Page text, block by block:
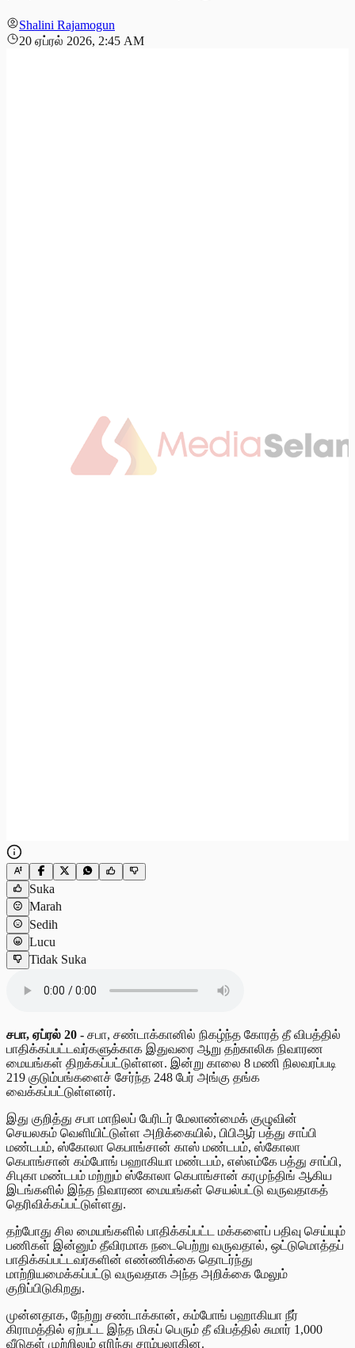
Shalini Rajamogun
20 ஏப்ரல் 2026, 2:45 AM
Suka
Marah
Sedih
Lucu
Tidak Suka
சபா, ஏப்ரல் 20 - சபா, சண்டாக்கானில் நிகழ்ந்த கோரத் தீ விபத்தில்
பாதிக்கப்பட்டவர்களுக்காக இதுவரை ஆறு தற்காலிக நிவாரண
மையங்கள் திறக்கப்பட்டுள்ளன. இன்று காலை 8 மணி நிலவரப்படி
219 குடும்பங்களைச் சேர்ந்த 248 பேர் அங்கு தங்க
வைக்கப்பட்டுள்ளனர்.
இது குறித்து சபா மாநிலப் பேரிடர் மேலாண்மைக் குழுவின்
செயலகம் வெளியிட்டுள்ள அறிக்கையில், பிபிஆர் பத்து சாப்பி
மண்டபம், ஸ்கோலா கெபாங்சான் காஸ் மண்டபம், ஸ்கோலா
கெபாங்சான் கம்போங் பஹாகியா மண்டபம், எஸ்எம்கே பத்து சாப்பி,
சிபுகா மண்டபம் மற்றும் ஸ்கோலா கெபாங்சான் கரமுந்திங் ஆகிய
இடங்களில் இந்த நிவாரண மையங்கள் செயல்பட்டு வருவதாகத்
தெரிவிக்கப்பட்டுள்ளது.
தற்போது சில மையங்களில் பாதிக்கப்பட்ட மக்களைப் பதிவு செய்யும்
பணிகள் இன்னும் தீவிரமாக நடைபெற்று வருவதால், ஒட்டுமொத்தப்
பாதிக்கப்பட்டவர்களின் எண்ணிக்கை தொடர்ந்து
மாற்றியமைக்கப்பட்டு வருவதாக அந்த அறிக்கை மேலும்
குறிப்பிடுகிறது.
முன்னதாக, நேற்று சண்டாக்கான், கம்போங் பஹாகியா நீர்
கிராமத்தில் ஏற்பட்ட இந்த மிகப் பெரும் தீ விபத்தில் சுமார் 1,000
வீடுகள் முற்றிலும் எரிந்து சாம்பலாகின.